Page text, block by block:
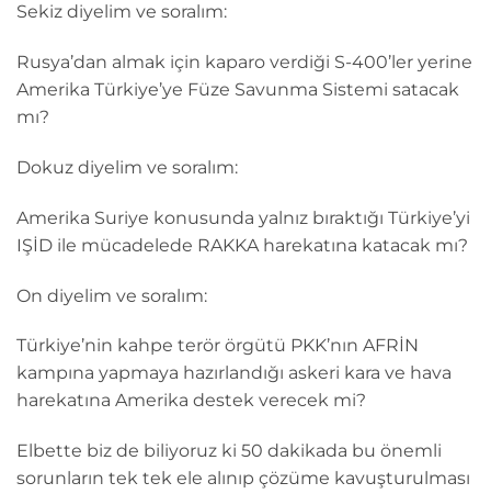
Sekiz diyelim ve soralım:
Rusya’dan almak için kaparo verdiği S-400’ler yerine
Amerika Türkiye’ye Füze Savunma Sistemi satacak
mı?
Dokuz diyelim ve soralım:
Amerika Suriye konusunda yalnız bıraktığı Türkiye’yi
IŞİD ile mücadelede RAKKA harekatına katacak mı?
On diyelim ve soralım:
Türkiye’nin kahpe terör örgütü PKK’nın AFRİN
kampına yapmaya hazırlandığı askeri kara ve hava
harekatına Amerika destek verecek mi?
Elbette biz de biliyoruz ki 50 dakikada bu önemli
sorunların tek tek ele alınıp çözüme kavuşturulması